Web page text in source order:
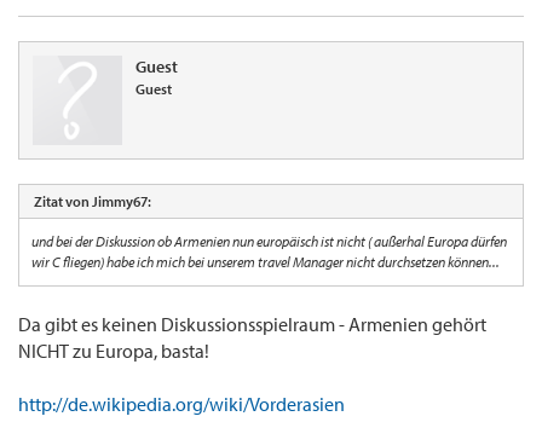
Guest
Guest
Zitat von Jimmy67:
und bei der Diskussion ob Armenien nun europäisch ist nicht ( außerhal Europa dürfen
wir C fliegen) habe ich mich bei unserem travel Manager nicht durchsetzen können...
Da gibt es keinen Diskussionsspielraum - Armenien gehört
NICHT zu Europa, basta!
http://de.wikipedia.org/wiki/Vorderasien